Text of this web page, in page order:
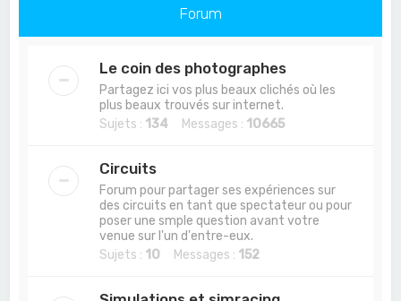
c
Forum
Le coin des photographes
Partagez ici vos plus beaux clichés où les
plus beaux trouvés sur internet.
Sujets : 134 Messages : 10665
Circuits
Forum pour partager ses expériences sur
des circuits en tant que spectateur ou pour
poser une smple question avant votre
venue sur l'un d'entre-eux.
Sujets : 10 Messages : 152